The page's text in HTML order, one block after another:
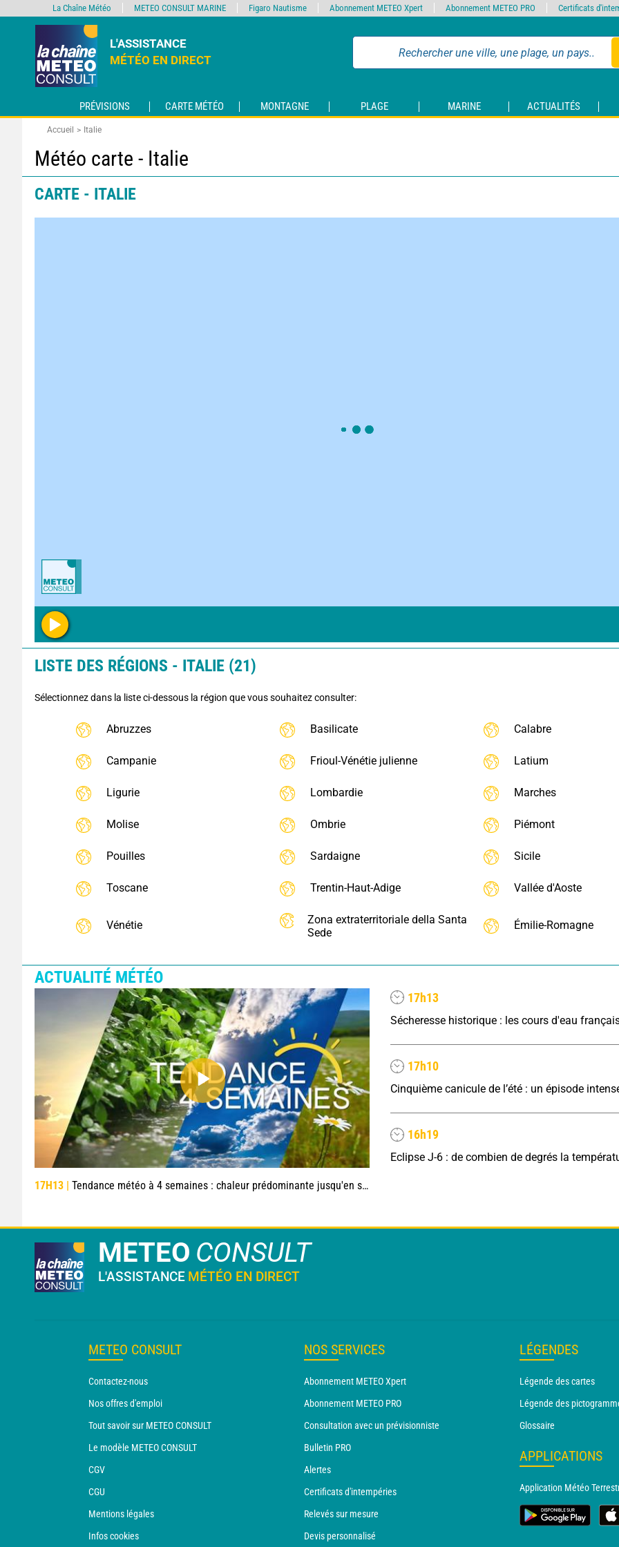
L'ASSISTANCE
MÉTÉO EN DIRECT
PRÉVISIONS CARTE MÉTÉO MONTAGNE PLAGE MARINE ACTUALITÉS
Accueil Italie
Météo carte - Italie
CARTE - ITALIE
LISTE DES RÉGIONS - ITALIE (21)
Sélectionnez dans la liste ci-dessous la région que vous souhaitez consulter:
Abruzzes Basilicate Calabre
Campanie Frioul-Vénétie julienne Latium
Ligurie Lombardie Marches
Molise Ombrie Piémont
Pouilles Sardaigne Sicile
Toscane Trentin-Haut-Adige Vallée d'Aoste
Vénétie
Zona extraterritoriale della Santa
Sede
Émilie-Romagne
ACTUALITÉ MÉTÉO
17H13 | Tendance météo à 4 semaines : chaleur prédominante jusqu'en septembre
17h13
17h10
16h19
METEO CONSULT
L'ASSISTANCE MÉTÉO EN DIRECT
METEO CONSULT
Contactez-nous
Nos offres d'emploi
Tout savoir sur METEO CONSULT
Le modèle METEO CONSULT
CGV
CGU
Mentions légales
Infos cookies
NOS SERVICES
Abonnement METEO Xpert
Abonnement METEO PRO
Consultation avec un prévisionniste
Bulletin PRO
Alertes
Certificats d'intempéries
Relevés sur mesure
Devis personnalisé
LÉGENDES
Légende des cartes
Légende des
Glossaire
APPLICATIONS
Application Météo
La Chaîne Météo METEO CONSULT MARINE Figaro Nautisme Abonnement METEO Xpert Abonnement METEO PRO Certificats